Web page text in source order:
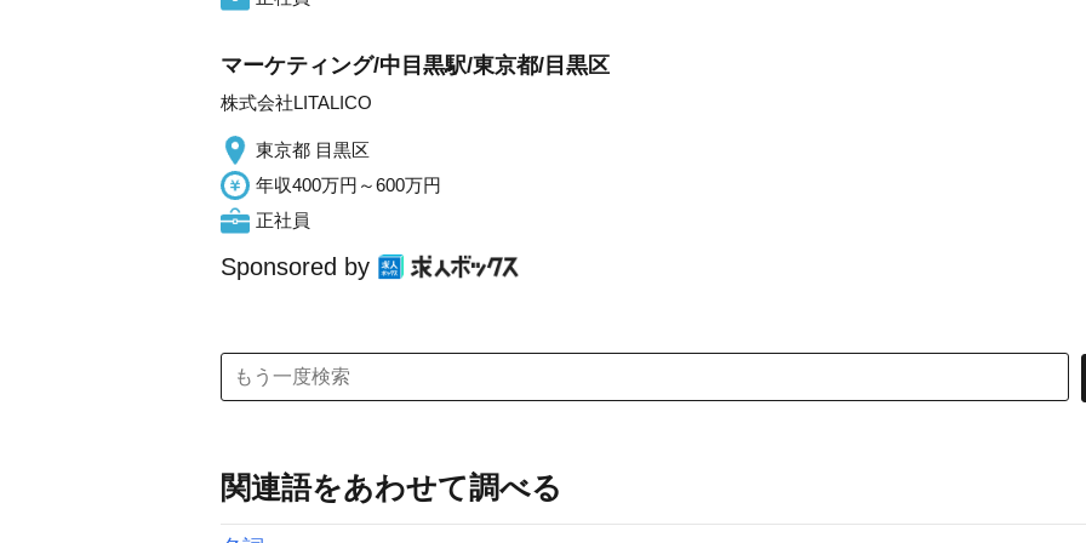
マーケティング/中目黒駅/東京都/目黒区
株式会社LITALICO
東京都 目黒区
年収400万円～600万円
正社員
Sponsored by
関連語をあわせて調べる